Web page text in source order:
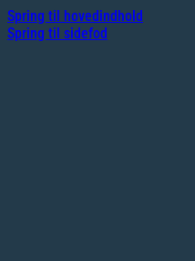
Spring til hovedindhold
Spring til sidefod